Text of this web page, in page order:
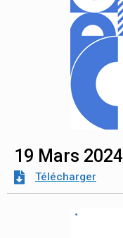
19 Mars 2024
Télécharger